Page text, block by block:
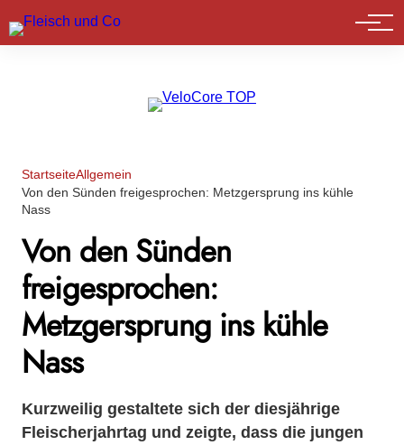
Marktführer
StartseiteAllgemein
Von den Sünden freigesprochen: Metzgersprung ins kühle
Nass
Von den Sünden
freigesprochen:
Metzgersprung ins kühle
Nass
Kurzweilig gestaltete sich der diesjährige
Fleischerjahrtag und zeigte, dass die jungen